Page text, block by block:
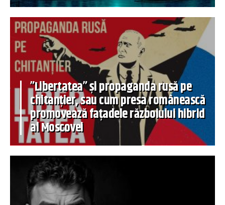
”Libertatea” și propaganda rusă pe
chitanțier, sau cum presa românească
promovează fațadele războiului hibrid
al Moscovei